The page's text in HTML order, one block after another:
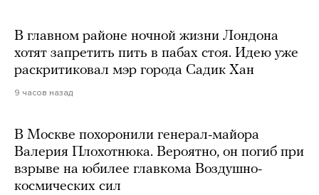
В главном районе ночной жизни Лондона
хотят запретить пить в пабах стоя. Идею уже
раскритиковал мэр города Садик Хан
9 часов назад
В Москве похоронили генерал-майора
Валерия Плохотнюка. Вероятно, он погиб при
взрыве на юбилее главкома Воздушно-
космических сил